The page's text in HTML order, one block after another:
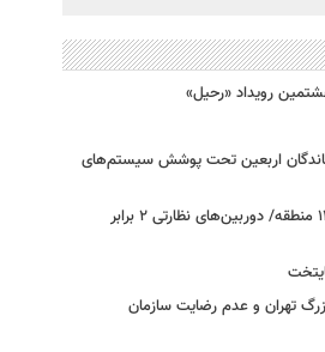
رویداد «رحیل»
اربعین تحت پوشش سیستم‌های
پایش ۲۴ ساعته حریم تهران در ۱۱ منطقه/ دوربین‌های نظارتی ۲ برابر
تهران و عدم رضایت سازمان